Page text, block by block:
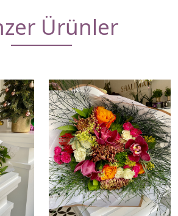
Ürünler